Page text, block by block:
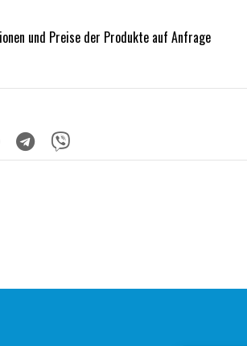
und Preise der Produkte auf Anfrage